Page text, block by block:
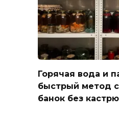
Горячая вода и
быстрый метод
банок без